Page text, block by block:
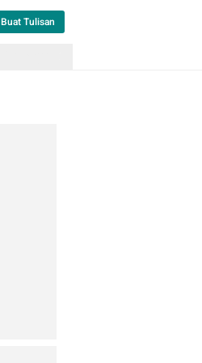
Buat Tulisan